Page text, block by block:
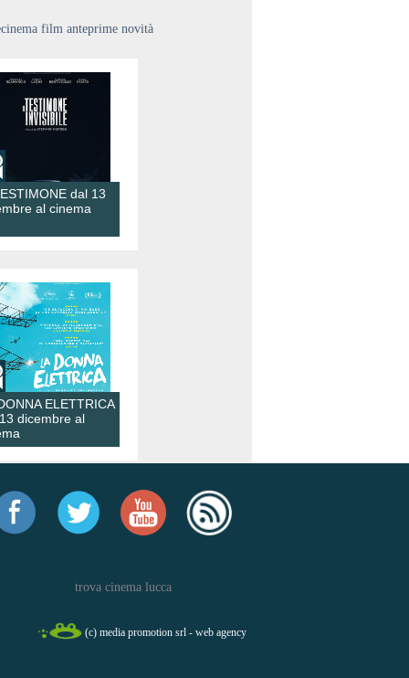
film anteprime novità
dal 13
al cinema
ELETTRICA
dicembre al
trova cinema lucca
(c) media promotion srl - web agency